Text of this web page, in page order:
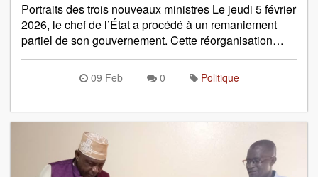
Portraits des trois nouveaux ministres Le jeudi 5 février
2026, le chef de l’État a procédé à un remaniement
partiel de son gouvernement. Cette réorganisation…
09 Feb 0 Politique